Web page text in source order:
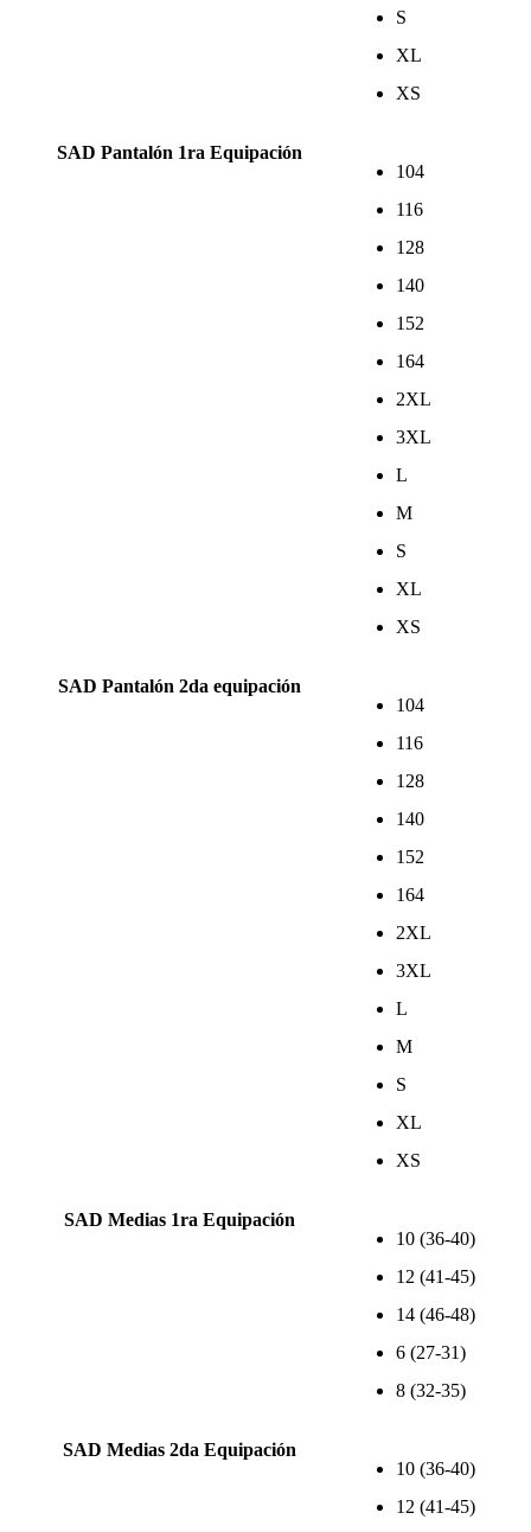
S
XL
XS
SAD Pantalón 1ra Equipación
104
116
128
140
152
164
2XL
3XL
L
M
S
XL
XS
SAD Pantalón 2da equipación
104
116
128
140
152
164
2XL
3XL
L
M
S
XL
XS
SAD Medias 1ra Equipación
10 (36-40)
12 (41-45)
14 (46-48)
6 (27-31)
8 (32-35)
SAD Medias 2da Equipación
10 (36-40)
12 (41-45)